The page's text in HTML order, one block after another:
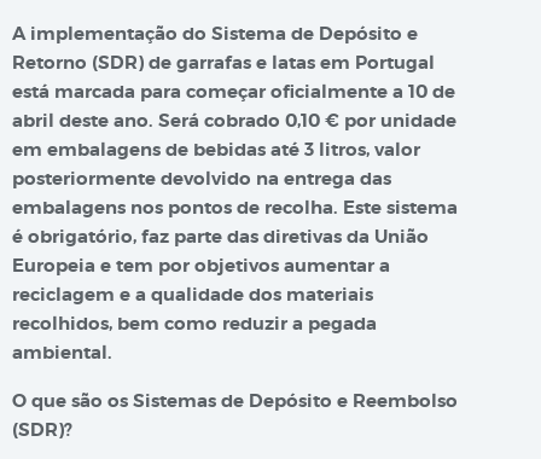
A implementação do Sistema de Depósito e
Retorno (SDR) de garrafas e latas em Portugal
está marcada para começar oficialmente a 10 de
abril deste ano. Será cobrado 0,10 € por unidade
em embalagens de bebidas até 3 litros, valor
posteriormente devolvido na entrega das
embalagens nos pontos de recolha. Este sistema
é obrigatório, faz parte das diretivas da União
Europeia e tem por objetivos aumentar a
reciclagem e a qualidade dos materiais
recolhidos, bem como reduzir a pegada
ambiental.
O que são os Sistemas de Depósito e Reembolso
(SDR)?